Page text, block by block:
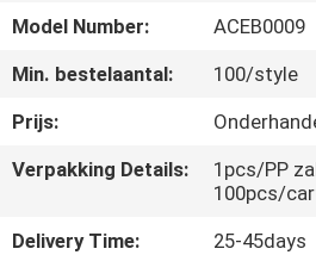
CONTACTEER
ONS
NIEUWS
Model Number:
ACEB0009
Min. bestelaantal:
100/style
Prijs:
Verpakking Details:
1pcs/PP
100pcs/
Delivery Time:
25-45days